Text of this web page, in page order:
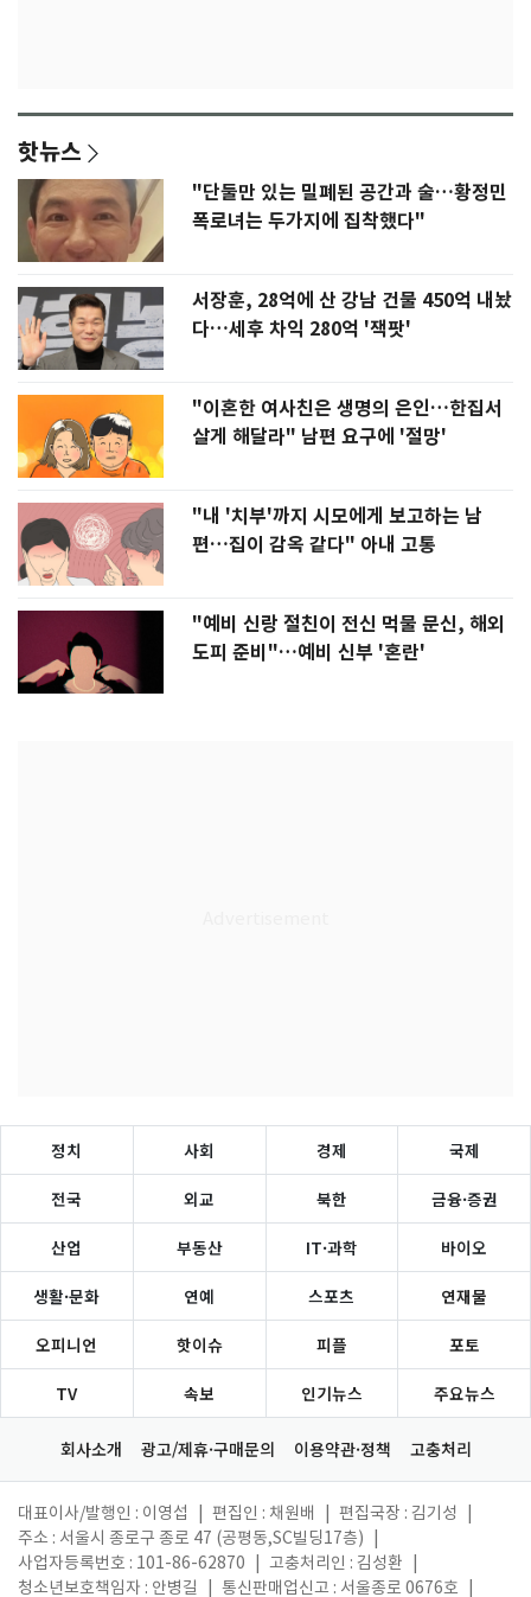
핫뉴스
"단둘만 있는 밀폐된 공간과 술…황정민
폭로녀는 두가지에 집착했다"
서장훈, 28억에 산 강남 건물 450억 내놨
다…세후 차익 280억 '잭팟'
"이혼한 여사친은 생명의 은인…한집서
살게 해달라" 남편 요구에 '절망'
"내 '치부'까지 시모에게 보고하는 남
편…집이 감옥 같다" 아내 고통
"예비 신랑 절친이 전신 먹물 문신, 해외
도피 준비"…예비 신부 '혼란'
정치 사회 경제 국제
전국 외교 북한 금융·증권
산업 부동산 IT·과학 바이오
생활·문화 연예 스포츠 연재물
오피니언 핫이슈 피플 포토
TV 속보 인기뉴스 주요뉴스
회사소개 광고/제휴·구매문의 이용약관·정책 고충처리
대표이사/발행인 : 이영섭 편집인 : 채원배 편집국장 : 김기성
주소 : 서울시 종로구 종로 47 (공평동,SC빌딩17층)
사업자등록번호 : 101-86-62870
고충처리인 : 김성환
청소년보호책임자 : 안병길
통신판매업신고 : 서울종로 0676호